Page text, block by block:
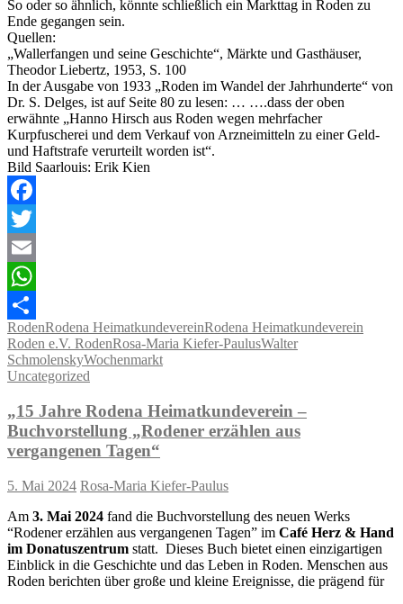
So oder so ähnlich, könnte schließlich ein Markttag in Roden zu
Ende gegangen sein.
Quellen:
„Wallerfangen und seine Geschichte“, Märkte und Gasthäuser,
Theodor Liebertz, 1953, S. 100
In der Ausgabe von 1933 „Roden im Wandel der Jahrhunderte“ von
Dr. S. Delges, ist auf Seite 80 zu lesen: … ….dass der oben
erwähnte „Hanno Hirsch aus Roden wegen mehrfacher
Kurpfuscherei und dem Verkauf von Arzneimitteln zu einer Geld-
und Haftstrafe verurteilt worden ist“.
Bild Saarlouis: Erik Kien
Facebook
Twitter
Email
WhatsApp
Teilen
RodenRodena HeimatkundevereinRodena Heimatkundeverein
Roden e.V. RodenRosa-Maria Kiefer-PaulusWalter
SchmolenskyWochenmarkt
Uncategorized
„15 Jahre Rodena Heimatkundeverein –
Buchvorstellung „Rodener erzählen aus
vergangenen Tagen“
5. Mai 2024 Rosa-Maria Kiefer-Paulus
Am 3. Mai 2024 fand die Buchvorstellung des neuen Werks
“Rodener erzählen aus vergangenen Tagen” im Café Herz & Hand
im Donatuszentrum statt. Dieses Buch bietet einen einzigartigen
Einblick in die Geschichte und das Leben in Roden. Menschen aus
Roden berichten über große und kleine Ereignisse, die prägend für